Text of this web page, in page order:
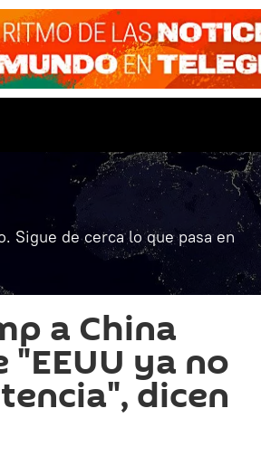
Sigue de cerca lo que pasa en
a China
ya no
dicen